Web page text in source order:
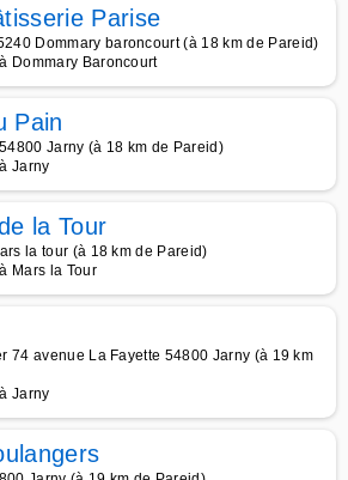
Parise
Dommary baroncourt (à 18 km de Pareid)
Dommary Baroncourt
Pain
Jarny (à 18 km de Pareid)
Jarny
la Tour
la tour (à 18 km de Pareid)
Mars la Tour
74 avenue La Fayette 54800 Jarny (à 19 km
Jarny